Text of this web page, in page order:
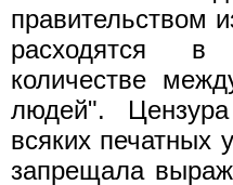
правительством
расходятся
количестве
людей".
всяких печатных
запрещала